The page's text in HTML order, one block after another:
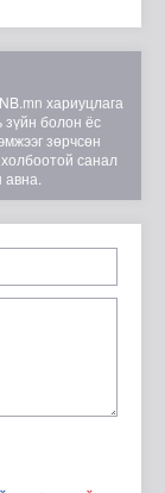
хариуцлага
зүйн болон ёс
зөрчсөн
холбоотой санал